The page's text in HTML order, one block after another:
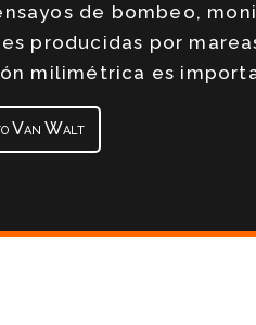
de bombeo,
producidas por
milimétrica es
Van Walt